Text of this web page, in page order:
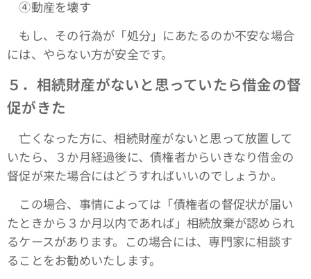
④動産を壊す
もし、その行為が「処分」にあたるのか不安な場合
には、やらない方が安全です。
５．相続財産がないと思っていたら借金の督
促がきた
亡くなった方に、相続財産がないと思って放置して
いたら、３か月経過後に、債権者からいきなり借金の
督促が来た場合にはどうすればいいのでしょうか。
この場合、事情によっては「債権者の督促状が届い
たときから３か月以内であれば」相続放棄が認められ
るケースがあります。この場合には、専門家に相談す
ることをお勧めいたします。